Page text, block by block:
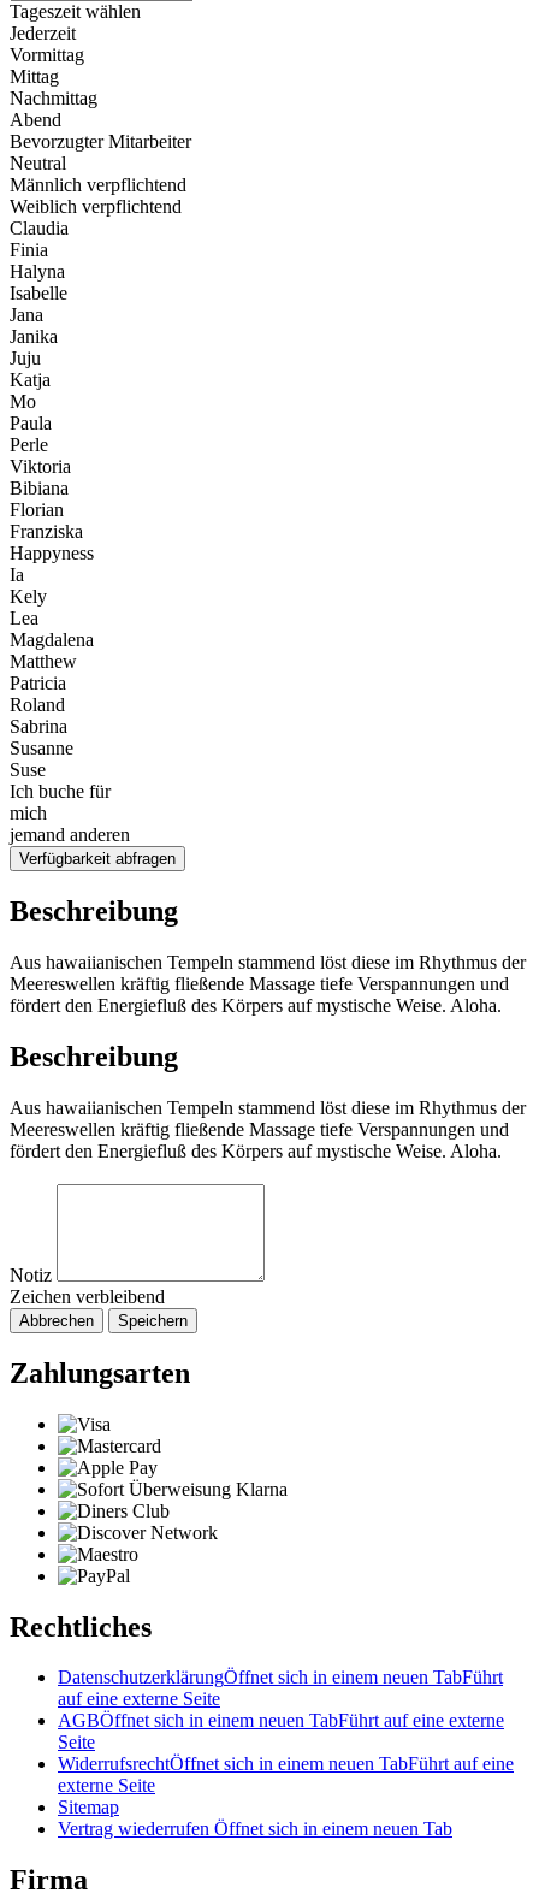
Tageszeit wählen
Jederzeit
Vormittag
Mittag
Nachmittag
Abend
Bevorzugter Mitarbeiter
Neutral
Männlich verpflichtend
Weiblich verpflichtend
Claudia
Finia
Halyna
Isabelle
Jana
Janika
Juju
Katja
Mo
Paula
Perle
Viktoria
Bibiana
Florian
Franziska
Happyness
Ia
Kely
Lea
Magdalena
Matthew
Patricia
Roland
Sabrina
Susanne
Suse
Ich buche für
mich
jemand anderen
Verfügbarkeit abfragen
Beschreibung
Aus hawaiianischen Tempeln stammend löst diese im Rhythmus der
Meereswellen kräftig fließende Massage tiefe Verspannungen und
fördert den Energiefluß des Körpers auf mystische Weise. Aloha.
Beschreibung
Aus hawaiianischen Tempeln stammend löst diese im Rhythmus der
Meereswellen kräftig fließende Massage tiefe Verspannungen und
fördert den Energiefluß des Körpers auf mystische Weise. Aloha.
Notiz
Zeichen verbleibend
Abbrechen Speichern
Zahlungsarten
Rechtliches
DatenschutzerklärungÖffnet sich in einem neuen TabFührt
auf eine externe Seite
AGBÖffnet sich in einem neuen TabFührt auf eine externe
Seite
WiderrufsrechtÖffnet sich in einem neuen TabFührt auf eine
externe Seite
Sitemap
Vertrag wiederrufen Öffnet sich in einem neuen Tab
Firma